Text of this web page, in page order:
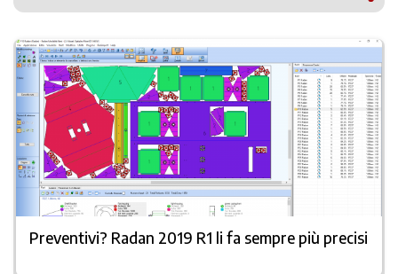
Preventivi? Radan 2019 R1 li fa sempre più precisi